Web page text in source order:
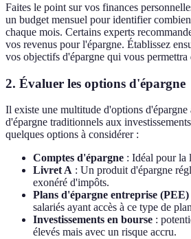
Faites le point sur vos finances
un budget mensuel pour identifier
chaque mois. Certains experts
vos revenus pour l'épargne. Établissez
vos objectifs d'épargne qui vous permettra
2. Évaluer les options d'épargne
Il existe une multitude d'options d'épargne
d'épargne traditionnels aux
quelques options à considérer :
Comptes d'épargne : Idéal pour la
Livret A : Un produit d'épargne
exonéré d'impôts.
Plans d'épargne entreprise (PEE)
salariés ayant accès à ce type de
Investissements en bourse :
élevés mais avec un risque accru.